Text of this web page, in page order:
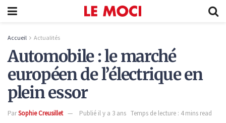
Accueil Actualités
Automobile : le marché
européen de l’électrique en
plein essor
ParSophie Creusillet Publié il y a 3 ans Temps de lecture : 4 mins read